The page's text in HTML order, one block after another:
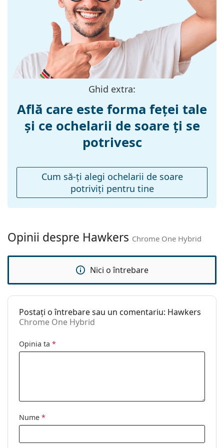
Plastic
S
Lățimea ramei:
125 mm
140 mm
nazale:
Greutate:
100 g
Nu
Accesorii
Nu
Altele
Sex:
Ochelari de soare
Brand:
Hawkers
Utilizare:
Modă
Cod:
Chrome One Hybrid
Ghid extra:
Află care este forma feței tale
și ce ochelarii de soare ți se
potrivesc
Cum să-ţi alegi ochelarii de soare
potriviţi pentru tine
Opinii despre Hawkers Chrome One Hybrid
Nici o întrebare
Postați o întrebare sau un comentariu: Hawkers
Chrome One Hybrid
Opinia ta *
Nume *